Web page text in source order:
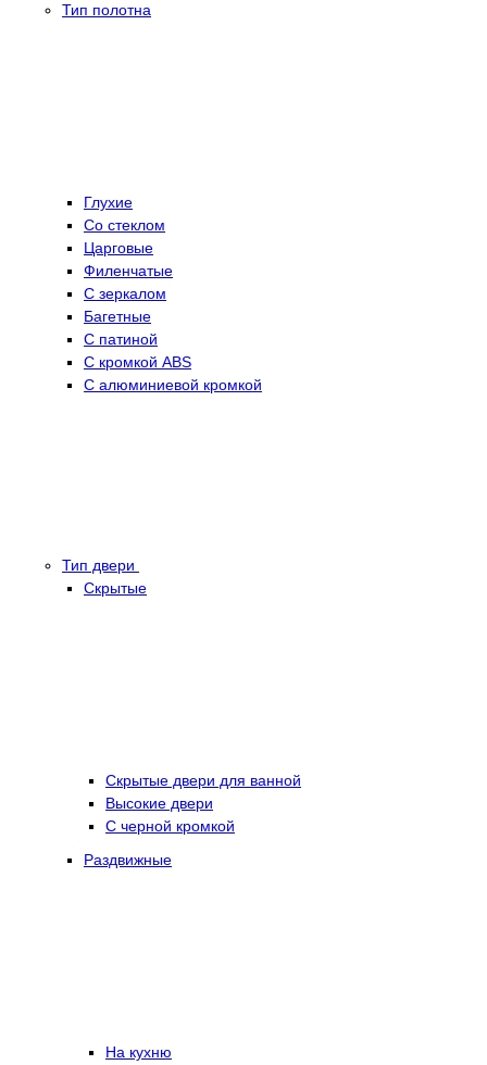
Тип полотна
Глухие
Со стеклом
Царговые
Филенчатые
С зеркалом
Багетные
С патиной
С кромкой ABS
С алюминиевой кромкой
Тип двери
Скрытые
Скрытые двери для ванной
Высокие двери
С черной кромкой
Раздвижные
На кухню